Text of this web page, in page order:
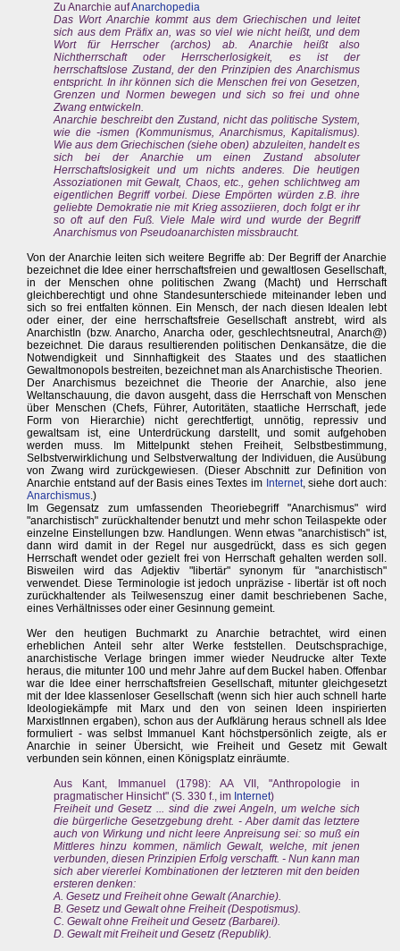
Zu Anarchie aufAnarchopedia
Das Wort Anarchie kommt aus dem Griechischen und leitet
sich aus dem Präfix an, was so viel wie nicht heißt, und dem
Wort für Herrscher (archos) ab. Anarchie heißt also
Nichtherrschaft oder Herrscherlosigkeit, es ist der
herrschaftslose Zustand, der den Prinzipien des Anarchismus
entspricht. In ihr können sich die Menschen frei von Gesetzen,
Grenzen und Normen bewegen und sich so frei und ohne
Zwang entwickeln.
Anarchie beschreibt den Zustand, nicht das politische System,
wie die -ismen (Kommunismus, Anarchismus, Kapitalismus).
Wie aus dem Griechischen (siehe oben) abzuleiten, handelt es
sich bei der Anarchie um einen Zustand absoluter
Herrschaftslosigkeit und um nichts anderes. Die heutigen
Assoziationen mit Gewalt, Chaos, etc., gehen schlichtweg am
eigentlichen Begriff vorbei. Diese Empörten würden z.B. ihre
geliebte Demokratie nie mit Krieg assoziieren, doch folgt er ihr
so oft auf den Fuß. Viele Male wird und wurde der Begriff
Anarchismus von Pseudoanarchisten missbraucht.
Von der Anarchie leiten sich weitere Begriffe ab: Der Begriff der Anarchie
bezeichnet die Idee einer herrschaftsfreien und gewaltlosen Gesellschaft,
in der Menschen ohne politischen Zwang (Macht) und Herrschaft
gleichberechtigt und ohne Standesunterschiede miteinander leben und
sich so frei entfalten können. Ein Mensch, der nach diesen Idealen lebt
oder einer, der eine herrschaftsfreie Gesellschaft anstrebt, wird als
AnarchistIn (bzw. Anarcho, Anarcha oder, geschlechtsneutral, Anarch@)
bezeichnet. Die daraus resultierenden politischen Denkansätze, die die
Notwendigkeit und Sinnhaftigkeit des Staates und des staatlichen
Gewaltmonopols bestreiten, bezeichnet man als Anarchistische Theorien.
Der Anarchismus bezeichnet die Theorie der Anarchie, also jene
Weltanschauung, die davon ausgeht, dass die Herrschaft von Menschen
über Menschen (Chefs, Führer, Autoritäten, staatliche Herrschaft, jede
Form von Hierarchie) nicht gerechtfertigt, unnötig, repressiv und
gewaltsam ist, eine Unterdrückung darstellt, und somit aufgehoben
werden muss. Im Mittelpunkt stehen Freiheit, Selbstbestimmung,
Selbstverwirklichung und Selbstverwaltung der Individuen, die Ausübung
von Zwang wird zurückgewiesen. (Dieser Abschnitt zur Definition von
Anarchie entstand auf der Basis eines Textes im Internet, siehe dort auch:
Anarchismus.)
Im Gegensatz zum umfassenden Theoriebegriff "Anarchismus" wird
"anarchistisch" zurückhaltender benutzt und mehr schon Teilaspekte oder
einzelne Einstellungen bzw. Handlungen. Wenn etwas "anarchistisch" ist,
dann wird damit in der Regel nur ausgedrückt, dass es sich gegen
Herrschaft wendet oder gezielt frei von Herrschaft gehalten werden soll.
Bisweilen wird das Adjektiv "libertär" synonym für "anarchistisch"
verwendet. Diese Terminologie ist jedoch unpräzise - libertär ist oft noch
zurückhaltender als Teilwesenszug einer damit beschriebenen Sache,
eines Verhältnisses oder einer Gesinnung gemeint.
Wer den heutigen Buchmarkt zu Anarchie betrachtet, wird einen
erheblichen Anteil sehr alter Werke feststellen. Deutschsprachige,
anarchistische Verlage bringen immer wieder Neudrucke alter Texte
heraus, die mitunter 100 und mehr Jahre auf dem Buckel haben. Offenbar
war die Idee einer herrschaftsfreien Gesellschaft, mitunter gleichgesetzt
mit der Idee klassenloser Gesellschaft (wenn sich hier auch schnell harte
Ideologiekämpfe mit Marx und den von seinen Ideen inspirierten
MarxistInnen ergaben), schon aus der Aufklärung heraus schnell als Idee
formuliert - was selbst Immanuel Kant höchstpersönlich zeigte, als er
Anarchie in seiner Übersicht, wie Freiheit und Gesetz mit Gewalt
verbunden sein können, einen Königsplatz einräumte.
Aus Kant, Immanuel (1798): AA VII, "Anthropologie in
pragmatischer Hinsicht" (S. 330 f., im Internet)
Freiheit und Gesetz ... sind die zwei Angeln, um welche sich
die bürgerliche Gesetzgebung dreht. - Aber damit das letztere
auch von Wirkung und nicht leere Anpreisung sei: so muß ein
Mittleres hinzu kommen, nämlich Gewalt, welche, mit jenen
verbunden, diesen Prinzipien Erfolg verschafft. - Nun kann man
sich aber viererlei Kombinationen der letzteren mit den beiden
ersteren denken:
A. Gesetz und Freiheit ohne Gewalt (Anarchie).
B. Gesetz und Gewalt ohne Freiheit (Despotismus).
C. Gewalt ohne Freiheit und Gesetz (Barbarei).
D. Gewalt mit Freiheit und Gesetz (Republik).